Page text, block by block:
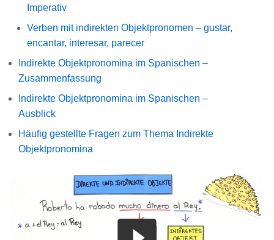
Imperativ
Verben mit indirekten Objektpronomen – gustar,
encantar, interesar, parecer
Indirekte Objektpronomina im Spanischen –
Zusammenfassung
Indirekte Objektpronomina im Spanischen –
Ausblick
Häufig gestellte Fragen zum Thema Indirekte
Objektpronomina